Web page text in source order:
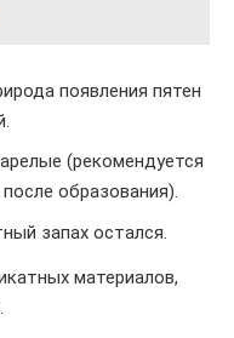
появления пятен
(рекомендуется
образования).
запах остался.
материалов,